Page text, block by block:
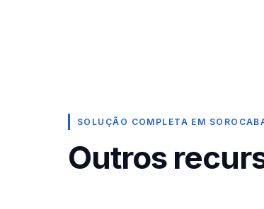
SOLUÇÃO COMPLETA EM
Outros